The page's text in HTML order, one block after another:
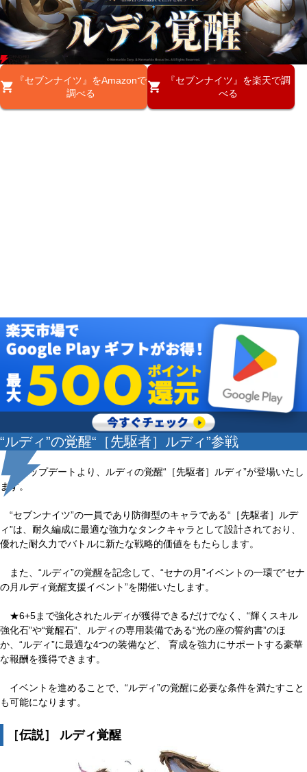
『セブンナイツ』をAmazonで
調べる
『セブンナイツ』を楽天で調
べる
“ルディ”の覚醒“［先駆者］ルディ”参戦
本アップデートより、ルディの覚醒“［先駆者］ルディ”が登場いたし
ます。
“セブンナイツ”の一員であり防御型のキャラである“［先駆者］ルデ
ィ”は、耐久編成に最適な強力なタンクキャラとして設計されており、
優れた耐久力でバトルに新たな戦略的価値をもたらします。
また、“ルディ”の覚醒を記念して、“セナの月”イベントの一環で“セナ
の月ルディ覚醒支援イベント”を開催いたします。
★6+5まで強化されたルディが獲得できるだけでなく、“輝くスキル
強化石”や“覚醒石”、ルディの専用装備である“光の座の誓約書”のほ
か、“ルディ”に最適な4つの装備など、 育成を強力にサポートする豪華
な報酬を獲得できます。
イベントを進めることで、“ルディ”の覚醒に必要な条件を満たすこと
も可能になります。
［伝説］ ルディ覚醒